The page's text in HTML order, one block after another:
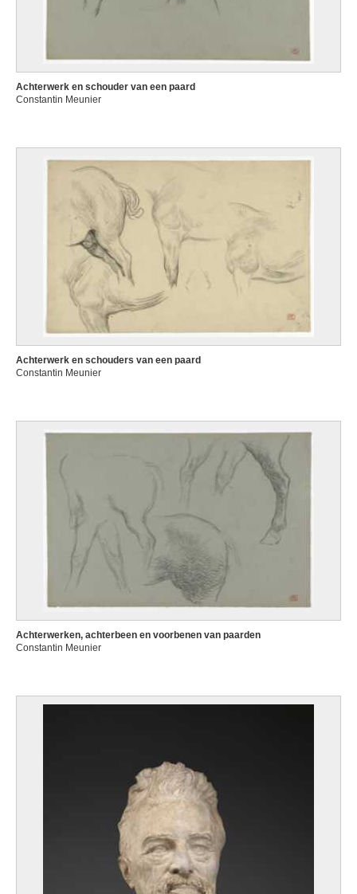
Achterwerk en schouder van een paard
Constantin Meunier
Achterwerk en schouders van een paard
Constantin Meunier
Achterwerken, achterbeen en voorbenen van paarden
Constantin Meunier